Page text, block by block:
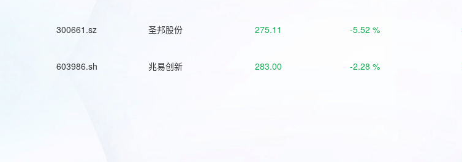
300661.sz 圣邦股份 275.11 -5.52 %
603986.sh 兆易创新 283.00 -2.28 %